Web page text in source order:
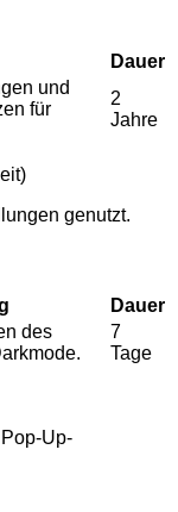
Dauer
und
für
2
Jahre
genutzt.
Dauer
des
7
Tage
Up-